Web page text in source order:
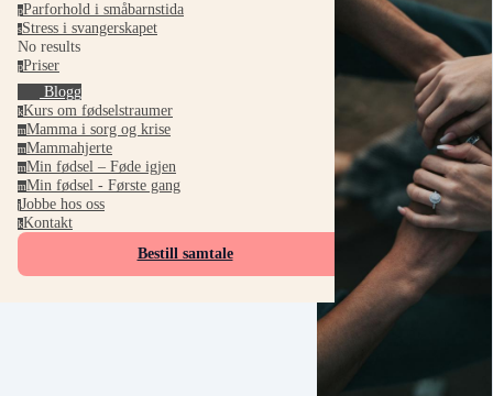
pParforhold i småbarnstida
sStress i svangerskapet
No results
pPriser
Blogg
kKurs om fødselstraumer
mMamma i sorg og krise
mMammahjerte
mMin fødsel – Føde igjen
mMin fødsel - Første gang
jJobbe hos oss
kKontakt
Bestill samtale